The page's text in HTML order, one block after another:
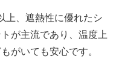
上、遮熱性に優れたシ
が主流であり、温度上
がいても安心です。